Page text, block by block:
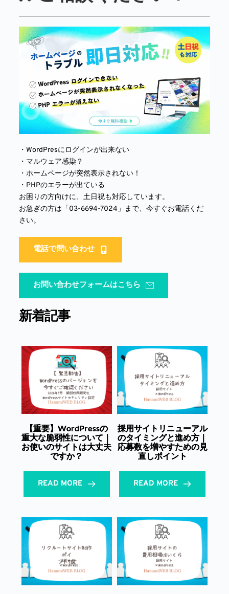
・WordPresにログインが出来ない
・マルウェア感染？
・ホームページが突然表示されない！
・PHPのエラーが出ている
お困りの方向けに、土日祝も対応しています。
お急ぎの方は「03-6694-7024」まで、今すぐお電話くだ
さい。
電話で問い合わせ
お問い合わせフォームはこちら
新着記事
【重要】WordPressの
重大な脆弱性について｜
お使いのサイトは大丈夫
ですか？
READ MORE
採用サイトリニューアル
のタイミングと進め方｜
応募数を増やすための見
直しポイント
READ MORE